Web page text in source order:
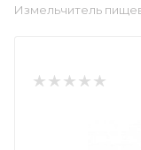
Измельчитель